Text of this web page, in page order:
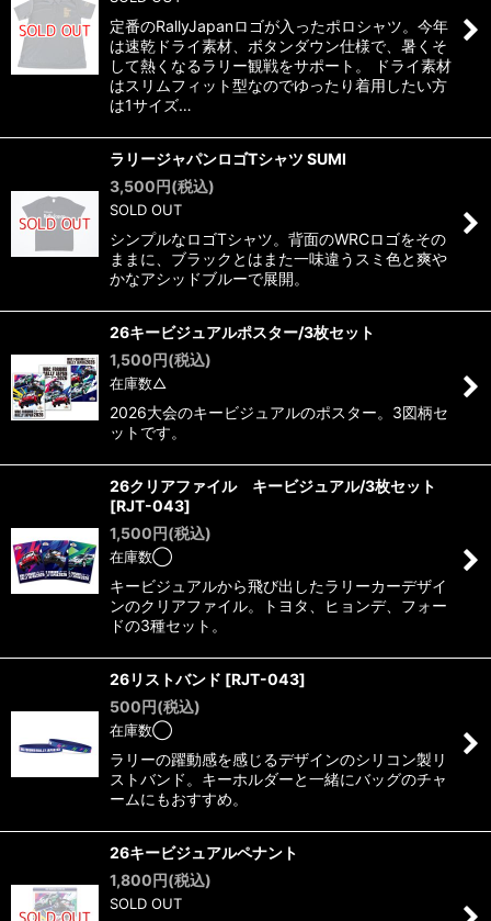
定番のRallyJapanロゴが入ったポロシャツ。今年
は速乾ドライ素材、ボタンダウン仕様で、暑くそ
して熱くなるラリー観戦をサポート。 ドライ素材
はスリムフィット型なのでゆったり着用したい方
は1サイズ…
ラリージャパンロゴTシャツ SUMI
3,500円(税込)
SOLD OUT
シンプルなロゴTシャツ。背面のWRCロゴをその
ままに、ブラックとはまた一味違うスミ色と爽や
かなアシッドブルーで展開。
26キービジュアルポスター/3枚セット
1,500円(税込)
在庫数△
2026大会のキービジュアルのポスター。3図柄セ
ットです。
26クリアファイル キービジュアル/3枚セット
[RJT-043]
1,500円(税込)
在庫数◯
キービジュアルから飛び出したラリーカーデザイ
ンのクリアファイル。トヨタ、ヒョンデ、フォー
ドの3種セット。
26リストバンド [RJT-043]
500円(税込)
在庫数◯
ラリーの躍動感を感じるデザインのシリコン製リ
ストバンド。キーホルダーと一緒にバッグのチャ
ームにもおすすめ。
26キービジュアルペナント
1,800円(税込)
SOLD OUT